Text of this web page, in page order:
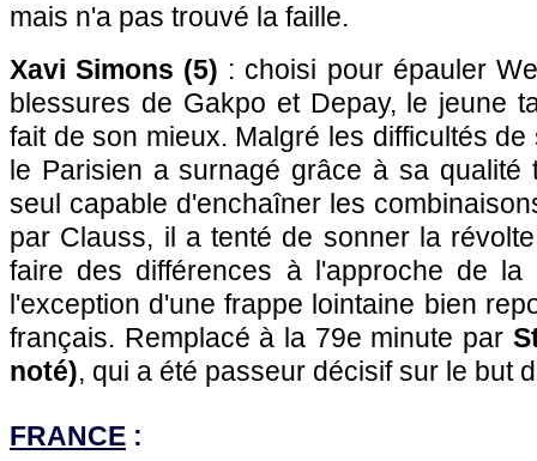
mais n'a pas trouvé la faille.
Xavi Simons (5) : choisi pour épauler
blessures de Gakpo et Depay, le jeune
fait de son mieux. Malgré les difficultés
le Parisien a surnagé grâce à sa qualité
seul capable d'enchaîner les
par Clauss, il a tenté de sonner la
faire des différences à l'approche de
l'exception d'une frappe lointaine bien
français. Remplacé à la 79e minute par
noté), qui a été passeur décisif sur le but
FRANCE :